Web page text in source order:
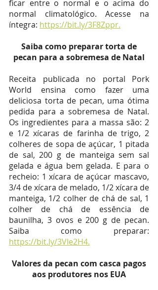
ficar entre o normal e o acima do
normal climatológico. Acesse na
íntegra: https://bit.ly/3F8Zppr.
pecan para a sobremesa de Natal
Receita publicada no portal Pork
World ensina como fazer uma
deliciosa torta de pecan, uma ótima
pedida para a sobremesa de Natal.
Os ingredientes para a massa são: 2
e 1/2 xícaras de farinha de trigo, 2
colheres de sopa de açúcar, 1 pitada
de sal, 200 g de manteiga sem sal
gelada e água bem gelada. E para o
recheio: 1 xícara de açúcar mascavo,
3/4 de xícara de melado, 1/2 xícara de
manteiga, 1/2 colher de chá de sal, 1
colher de chá de essência de
baunilha, 3 ovos e 200 g de pecan.
Saiba como preparar:
https://bit.ly/3VIe2H4.
aos produtores nos EUA